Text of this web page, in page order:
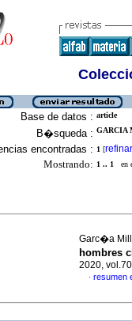
Base de datos : article
B�squeda : GARCIA
encontradas : 1 [refinar
Mostrando: 1 .. 1 en
Garc�a
hombres
2020,
· resumen